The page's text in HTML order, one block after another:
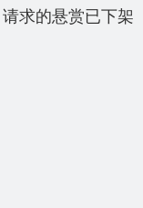
请求的悬赏已下架